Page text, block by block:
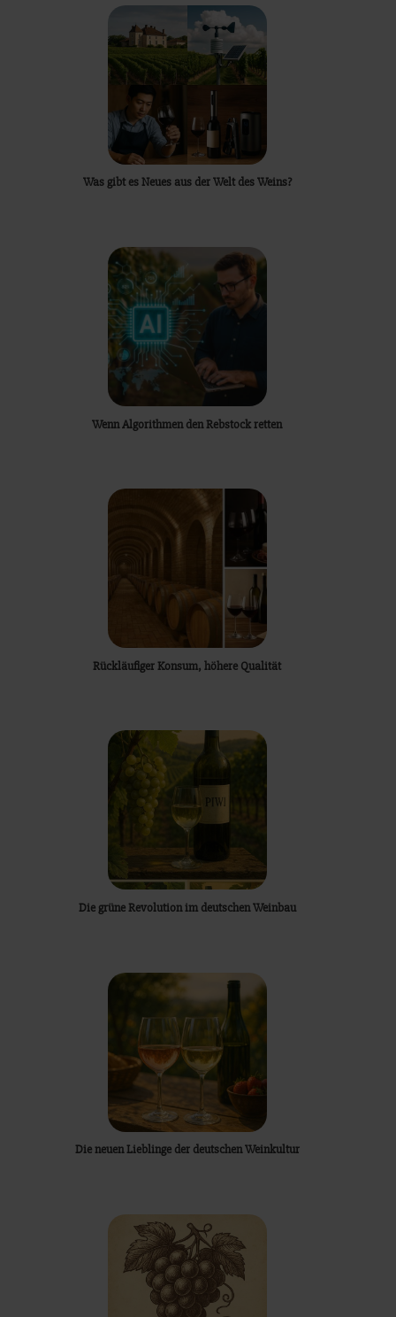
Was gibt es Neues aus der Welt des Weins?
Wenn Algorithmen den Rebstock retten
Rückläufiger Konsum, höhere Qualität
Die grüne Revolution im deutschen Weinbau
Die neuen Lieblinge der deutschen Weinkultur